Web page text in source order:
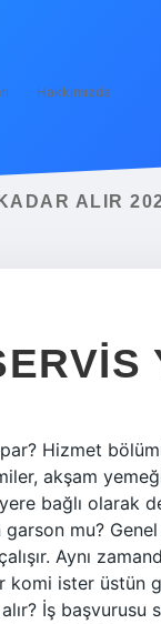
Hakkımızda
ALIR
Hizmet
akşam
yere bağlı
garson mu?
Aynı
ister üstün
İş başvurusu